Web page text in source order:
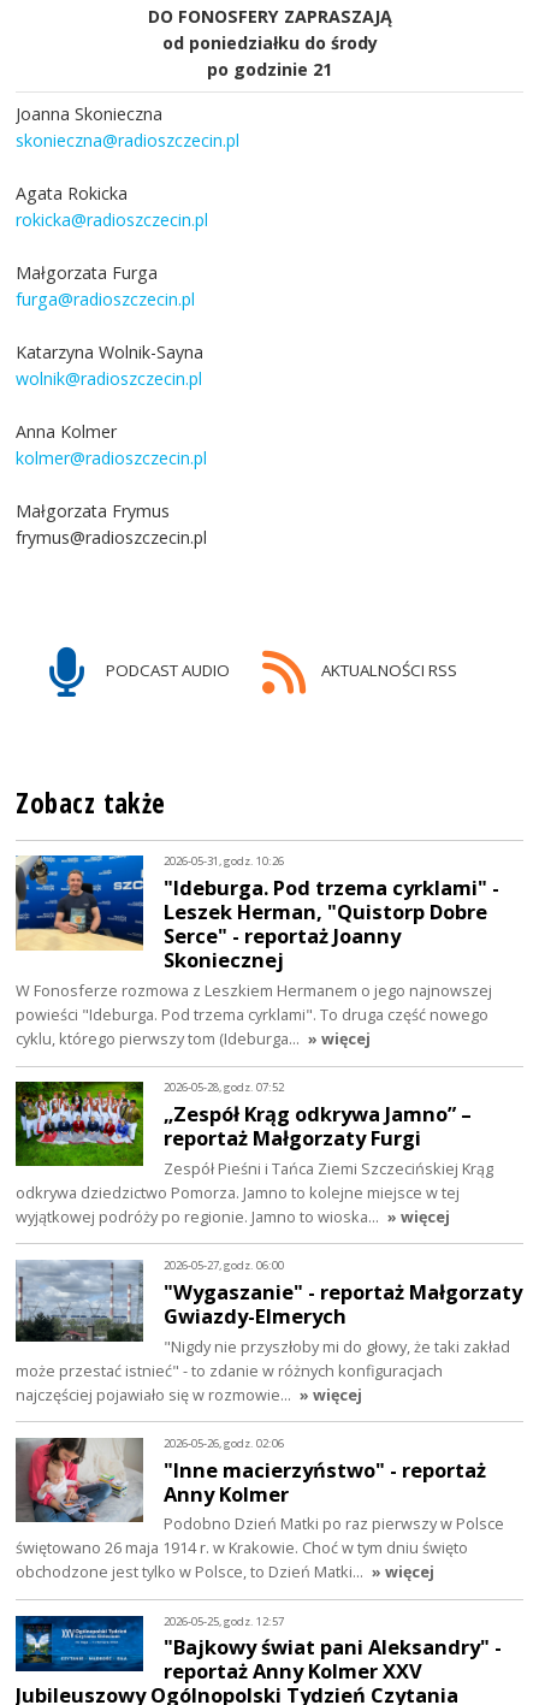
DO FONOSFERY ZAPRASZAJĄ
od poniedziałku do środy
po godzinie 21
Joanna Skonieczna
skonieczna@radioszczecin.pl
Agata Rokicka
rokicka@radioszczecin.pl
Małgorzata Furga
furga@radioszczecin.pl
Katarzyna Wolnik-Sayna
wolnik@radioszczecin.pl
Anna Kolmer
kolmer@radioszczecin.pl
Małgorzata Frymus
frymus@radioszczecin.pl
PODCAST AUDIO AKTUALNOŚCI RSS
Zobacz także
2026-05-31, godz. 10:26
"Ideburga. Pod trzema cyrklami" -
Leszek Herman, "Quistorp Dobre
Serce" - reportaż Joanny
Skoniecznej
W Fonosferze rozmowa z Leszkiem Hermanem o jego najnowszej
powieści "Ideburga. Pod trzema cyrklami". To druga część nowego
cyklu, którego pierwszy tom (Ideburga… » więcej
2026-05-28, godz. 07:52
„Zespół Krąg odkrywa Jamno” –
reportaż Małgorzaty Furgi
Zespół Pieśni i Tańca Ziemi Szczecińskiej Krąg
odkrywa dziedzictwo Pomorza. Jamno to kolejne miejsce w tej
wyjątkowej podróży po regionie. Jamno to wioska… » więcej
2026-05-27, godz. 06:00
"Wygaszanie" - reportaż Małgorzaty
Gwiazdy-Elmerych
"Nigdy nie przyszłoby mi do głowy, że taki zakład
może przestać istnieć" - to zdanie w różnych konfiguracjach
najczęściej pojawiało się w rozmowie… » więcej
2026-05-26, godz. 02:06
"Inne macierzyństwo" - reportaż
Anny Kolmer
Podobno Dzień Matki po raz pierwszy w Polsce
świętowano 26 maja 1914 r. w Krakowie. Choć w tym dniu święto
obchodzone jest tylko w Polsce, to Dzień Matki… » więcej
2026-05-25, godz. 12:57
"Bajkowy świat pani Aleksandry" -
reportaż Anny Kolmer XXV
Jubileuszowy Ogólnopolski Tydzień Czytania